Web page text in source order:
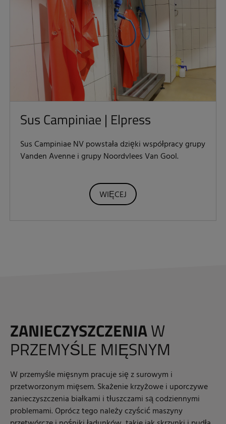
Sus Campiniae | Elpress
Sus Campiniae NV powstała dzięki współpracy grupy
Vanden Avenne i grupy Noordvlees Van Gool.
WIĘCEJ
ZANIECZYSZCZENIAW
PRZEMYŚLE MIĘSNYM
W przemyśle mięsnym pracuje się z surowym i
przetworzonym mięsem. Skażenie krzyżowe i uporczywe
zanieczyszczenia białkami i tłuszczami są codziennymi
problemami. Oprócz tego należy czyścić maszyny